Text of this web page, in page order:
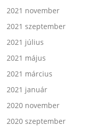
2021 november
2021 szeptember
2021 július
2021 május
2021 március
2021 január
2020 november
2020 szeptember